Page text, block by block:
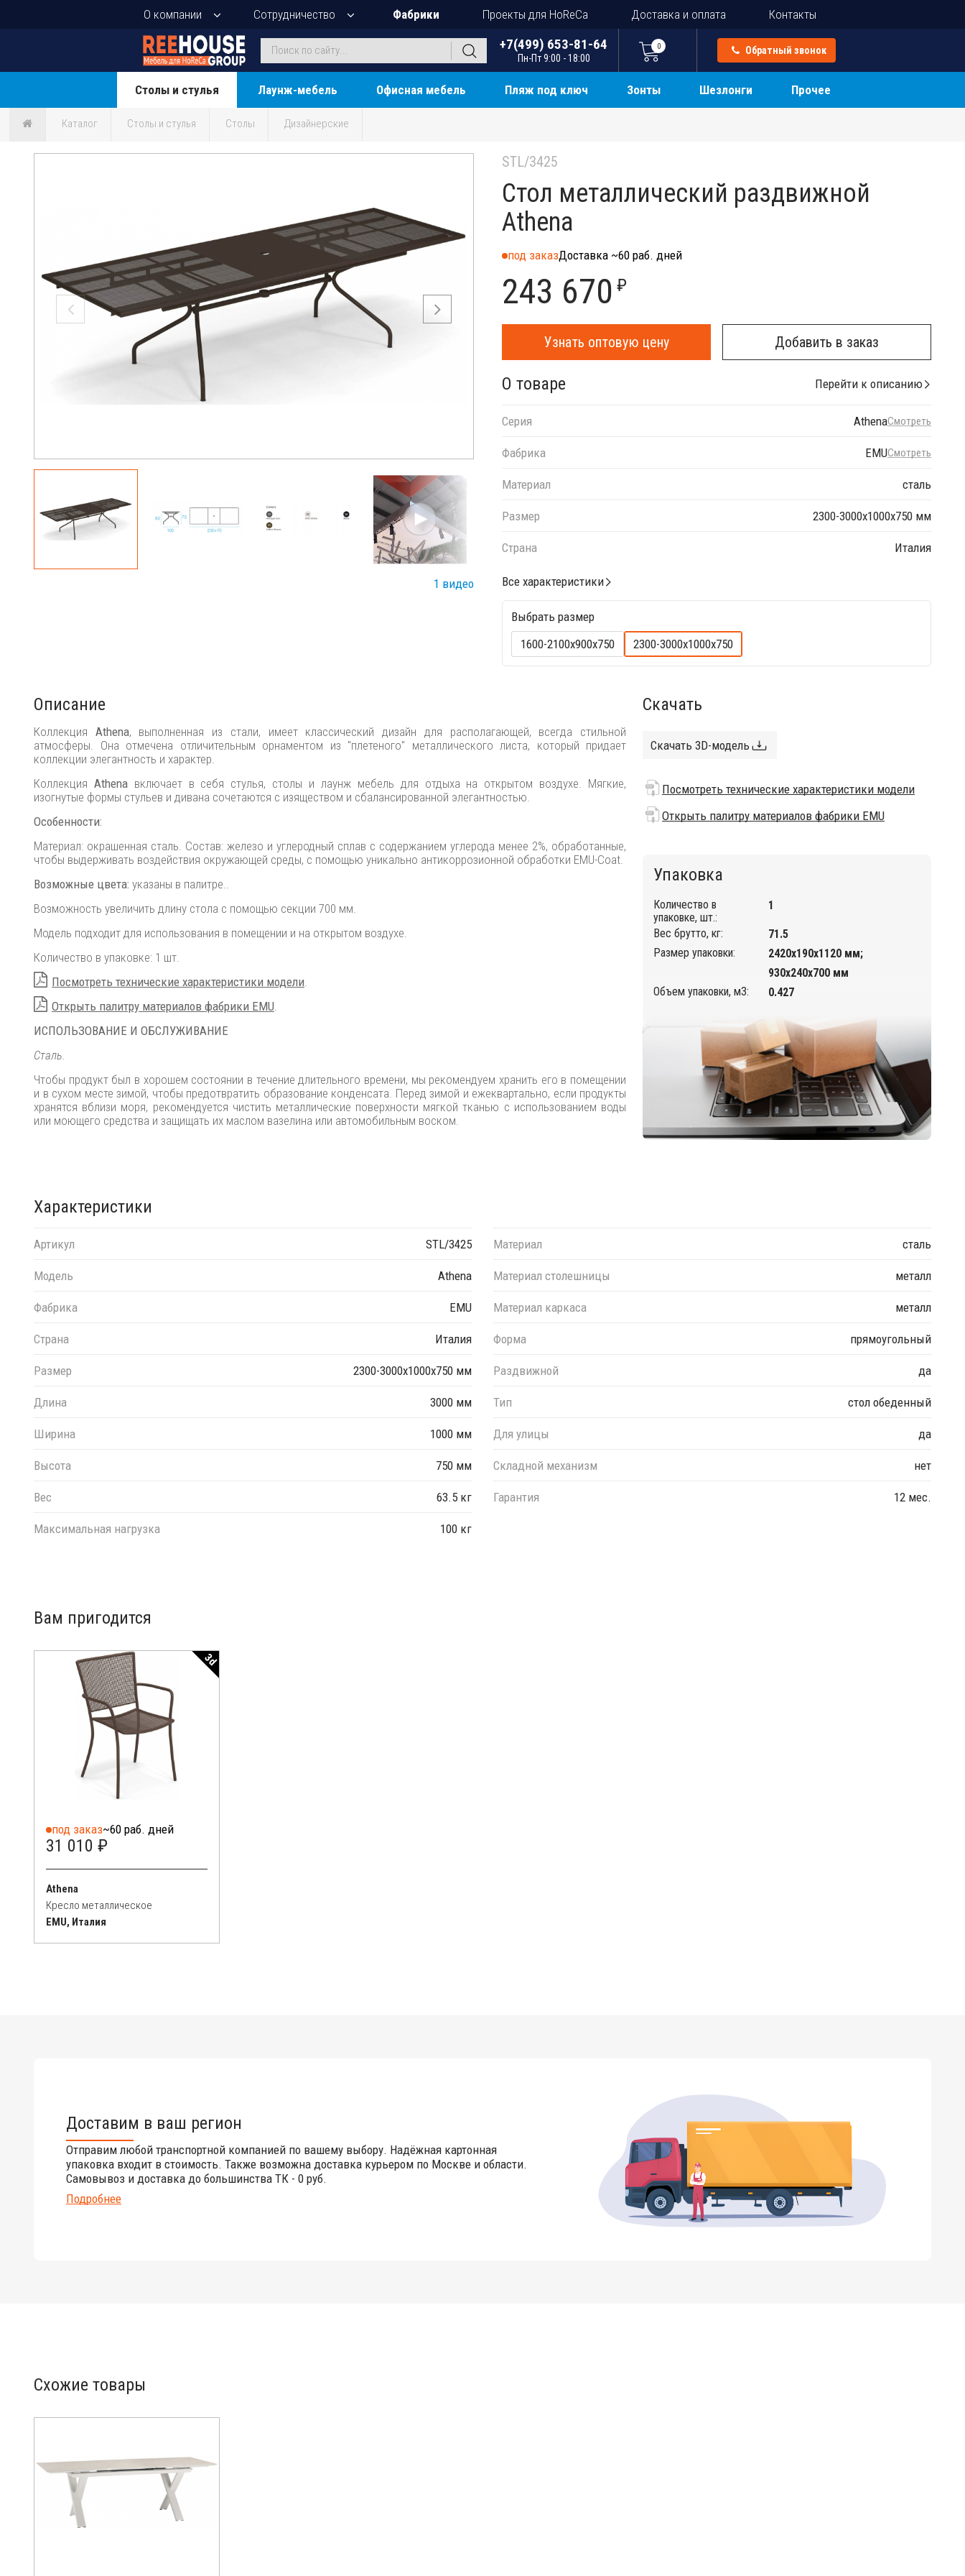
О компании Сотрудничество Фабрики Проекты для HoReCa Доставка и оплата Контакты
+7(499) 653-81-64
Пн-Пт 9:00 - 18:00
0 Обратный звонок
Столы и стулья Лаунж-мебель Офисная мебель Пляж под ключ Зонты Шезлонги Прочее
Каталог Столы и стулья Столы Дизайнерские
1 видео
STL/3425
Стол металлический раздвижной
Athena
под заказДоставка ~60 раб. дней
243 670 ₽
Узнать оптовую цену Добавить в заказ
О товаре Перейти к описанию
Серия AthenaСмотреть
Фабрика EMUСмотреть
Материал сталь
Размер 2300-3000х1000х750 мм
Страна Италия
Все характеристики
Выбрать размер
1600-2100х900х750
2300-3000х1000х750
Описание
Коллекция Athena, выполненная из стали, имеет классический дизайн для располагающей, всегда стильной
атмосферы. Она отмечена отличительным орнаментом из "плетеного" металлического листа, который придает
коллекции элегантность и характер.
Коллекция Athena включает в себя стулья, столы и лаунж мебель для отдыха на открытом воздухе. Мягкие,
изогнутые формы стульев и дивана сочетаются с изяществом и сбалансированной элегантностью.
Особенности:
Материал: окрашенная сталь. Состав: железо и углеродный сплав с содержанием углерода менее 2%, обработанные,
чтобы выдерживать воздействия окружающей среды, с помощью уникально антикоррозионной обработки EMU-Coat.
Возможные цвета: указаны в палитре..
Возможность увеличить длину стола с помощью секции 700 мм.
Модель подходит для использования в помещении и на открытом воздухе.
Количество в упаковке: 1 шт.
Посмотреть технические характеристики модели.
Открыть палитру материалов фабрики EMU.
ИСПОЛЬЗОВАНИЕ И ОБСЛУЖИВАНИЕ
Сталь.
Чтобы продукт был в хорошем состоянии в течение длительного времени, мы рекомендуем хранить его в помещении
и в сухом месте зимой, чтобы предотвратить образование конденсата. Перед зимой и ежеквартально, если продукты
хранятся вблизи моря, рекомендуется чистить металлические поверхности мягкой тканью с использованием воды
или моющего средства и защищать их маслом вазелина или автомобильным воском.
Скачать
Скачать 3D-модель
Посмотреть технические характеристики модели
Открыть палитру материалов фабрики EMU
Упаковка
Количество в
упаковке, шт.:
1
Вес брутто, кг:
71.5
Размер упаковки:
2420х190х1120 мм;
930х240х700 мм
Объем упаковки, м3:
0.427
Характеристики
Артикул STL/3425
Модель Athena
Фабрика EMU
Страна Италия
Размер 2300-3000х1000х750 мм
Длина 3000 мм
Ширина 1000 мм
Высота 750 мм
Вес 63.5 кг
Максимальная нагрузка 100 кг
Материал сталь
Материал столешницы металл
Материал каркаса металл
Форма прямоугольный
Раздвижной да
Тип стол обеденный
Для улицы да
Складной механизм нет
Гарантия 12 мес.
Вам пригодится
3d
под заказ~60 раб. дней
31 010 ₽
Athena
Кресло металлическое
EMU, Италия
Доставим в ваш регион
Отправим любой транспортной компанией по вашему выбору. Надёжная картонная
упаковка входит в стоимость. Также возможна доставка курьером по Москве и области.
Самовывоз и доставка до большинства ТК - 0 руб.
Подробнее
Схожие товары